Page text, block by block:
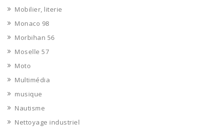
Mobilier, literie
Monaco 98
Morbihan 56
Moselle 57
Moto
Multimédia
musique
Nautisme
Nettoyage industriel